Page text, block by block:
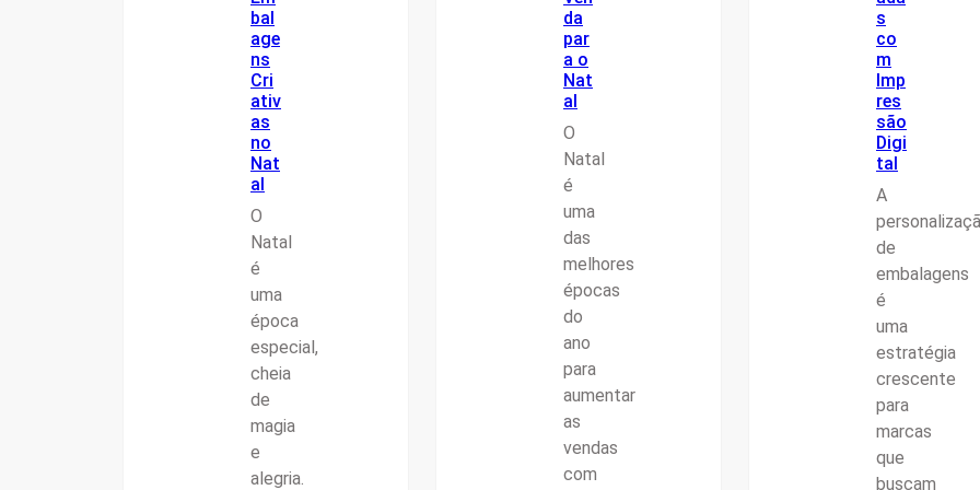
bal
age
ns
Cri
ativ
as
no
Nat
al
O
Natal
é
uma
época
especial,
cheia
de
magia
e
alegria.
da
par
a o
Nat
al
O
Natal
é
uma
das
melhores
épocas
do
ano
para
aumentar
as
vendas
com
s
co
m
Imp
res
são
Digi
tal
A
de
embalagens
é
uma
estratégia
crescente
para
marcas
que
buscam